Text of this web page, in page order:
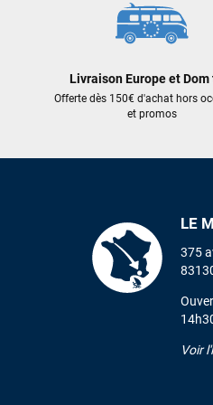
Livraison Europe et Dom
Offerte dès 150€ d'achat hors
et promos
LE
375
Voir